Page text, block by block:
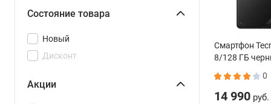
Состояние товара
Новый
Дисконт
Акции
Смартфон
8/128 ГБ
0
14 990 руб.